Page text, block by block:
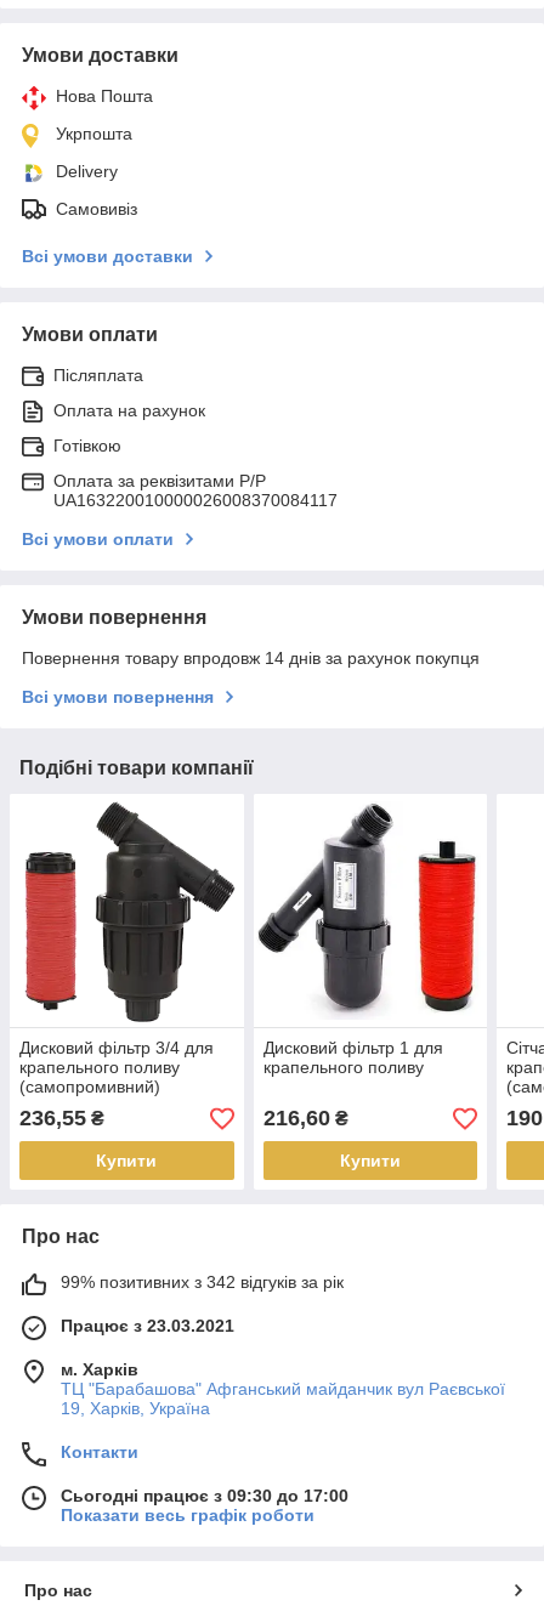
Умови доставки
Нова Пошта
Укрпошта
Delivery
Самовивіз
Всі умови доставки
Умови оплати
Післяплата
Оплата на рахунок
Готівкою
Оплата за реквізитами P/Р
UA163220010000026008370084117
Всі умови оплати
Умови повернення
Повернення товару впродовж 14 днів за рахунок покупця
Всі умови повернення
Подібні товари компанії
Дисковий фільтр 3/4 для
крапельного поливу
(самопромивний)
236,55 ₴
Купити
Дисковий фільтр 1 для
крапельного поливу
216,60₴
Купити
Про нас
99% позитивних з 342 відгуків за рік
Працює з 23.03.2021
м. Харків
ТЦ "Барабашова" Афганський майданчик вул Раєвської
19, Харків, Україна
Контакти
Сьогодні працює з 09:30 до 17:00
Показати весь графік роботи
Про нас